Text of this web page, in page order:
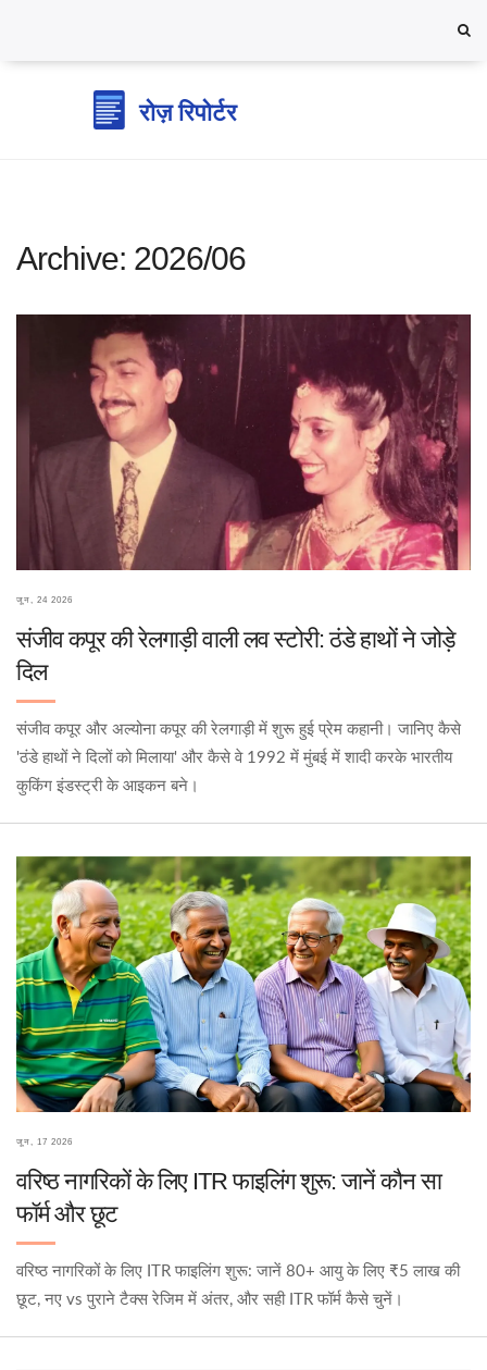
Archive: 2026/06
जून, 24 2026
संजीव कपूर की रेलगाड़ी वाली लव स्टोरी: ठंडे हाथों ने जोड़े
दिल
संजीव कपूर और अल्योना कपूर की रेलगाड़ी में शुरू हुई प्रेम कहानी। जानिए कैसे
'ठंडे हाथों ने दिलों को मिलाया' और कैसे वे 1992 में मुंबई में शादी करके भारतीय
कुकिंग इंडस्ट्री के आइकन बने।
जून, 17 2026
वरिष्ठ नागरिकों के लिए ITR फाइलिंग शुरू: जानें कौन सा
फॉर्म और छूट
वरिष्ठ नागरिकों के लिए ITR फाइलिंग शुरू: जानें 80+ आयु के लिए ₹5 लाख की
छूट, नए vs पुराने टैक्स रेजिम में अंतर, और सही ITR फॉर्म कैसे चुनें।